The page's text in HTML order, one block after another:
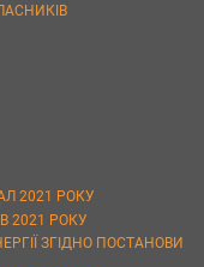
2021 РОКУ
2021 РОКУ
ЗГІДНО ПОСТАНОВИ